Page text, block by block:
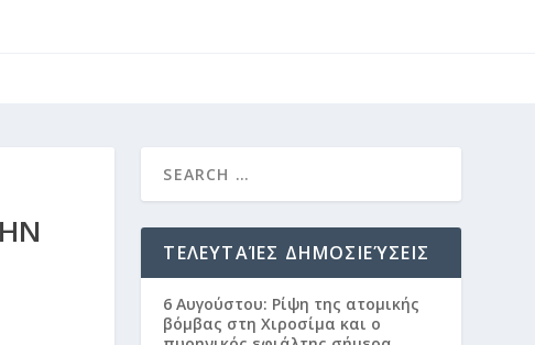
ΤΕΛΕΥΤΑΊΕΣ ΔΗΜΟΣΙΕΎΣΕΙΣ
6 Αυγούστου: Ρίψη της ατομικής
βόμβας στη Χιροσίμα και ο